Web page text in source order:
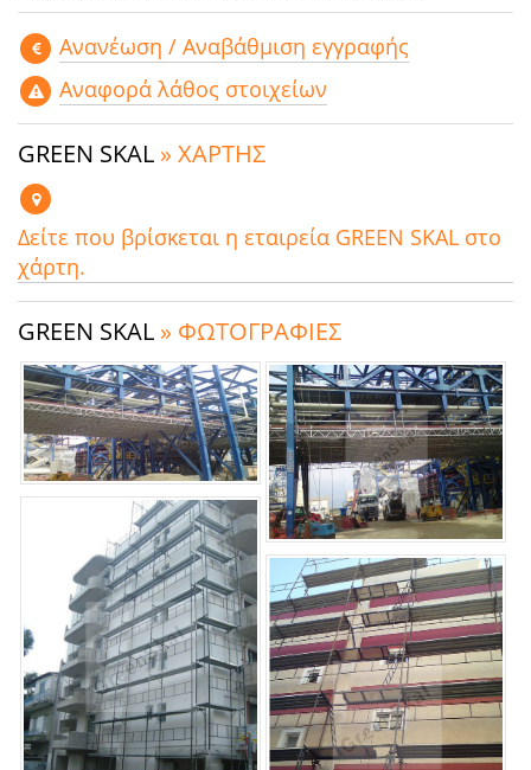
Aνανέωση / Αναβάθμιση εγγραφής
Αναφορά λάθος στοιχείων
GREEN SKAL » ΧΑΡΤΗΣ
Δείτε που βρίσκεται η εταιρεία GREEN SKAL στο
χάρτη.
GREEN SKAL » ΦΩΤΟΓΡΑΦΙΕΣ